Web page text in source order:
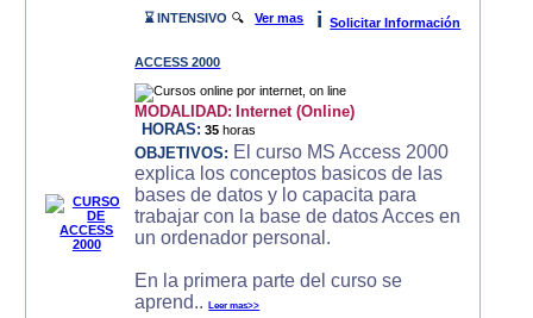
⌛ INTENSIVO 🔍Ver mas i Solicitar Información
ACCESS 2000
MODALIDAD: Internet (Online)
HORAS: 35 horas
OBJETIVOS: El curso MS Access 2000
explica los conceptos basicos de las
bases de datos y lo capacita para
trabajar con la base de datos Acces en
un ordenador personal.
En la primera parte del curso se
aprend..Leer mas>>